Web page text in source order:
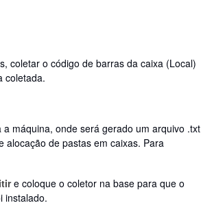
coletar o código de barras da caixa (Local)
coletada.
máquina, onde será gerado um arquivo .txt
alocação de pastas em caixas. Para
e coloque o coletor na base para que o
instalado.